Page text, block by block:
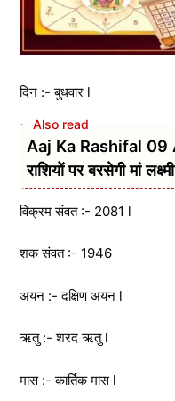
दिन :- बुधवार l
Aaj Ka Rashifal 09
राशियों पर बरसेगी मां
विक्रम संवत :- 2081 l
शक संवत :- 1946
अयन :- दक्षिण अयन l
ऋतु :- शरद ऋतु l
मास :- कार्तिक मास l